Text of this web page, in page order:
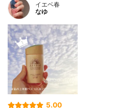
イエベ春
なゆ
5.00